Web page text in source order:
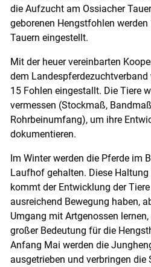
die Aufzucht am Ossiacher
geborenen Hengstfohlen
Tauern eingestellt.
Mit der heuer vereinbarten
dem
15 Fohlen eingestallt. Die Tiere
vermessen (Stockmaß,
Rohrbeinumfang), um ihre
dokumentieren.
Im Winter werden die Pferde im
Laufhof gehalten. Diese
kommt der Entwicklung der
ausreichend Bewegung haben,
Umgang mit Artgenossen
großer Bedeutung für die
Anfang Mai werden die
ausgetrieben und verbringen die